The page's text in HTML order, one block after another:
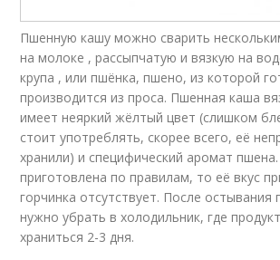
Пшенную кашу можно сварить
на молоке , рассыпчатую и вязкую на
крупа , или пшёнка, пшено, из которой
производится из проса. Пшенная каша
имеет неяркий жёлтый цвет (слишком
стоит употреблять, скорее всего, её
хранили) и специфический аромат
приготовлена по правилам, то её вкус
горчинка отсутствует. После остывания
нужно убрать в холодильник, где
храниться 2-3 дня.